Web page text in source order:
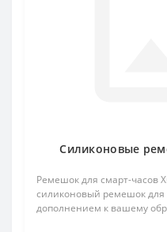
Силиконовые
Ремешок для смарт-часов
силиконовый ремешок для
дополнением к вашему